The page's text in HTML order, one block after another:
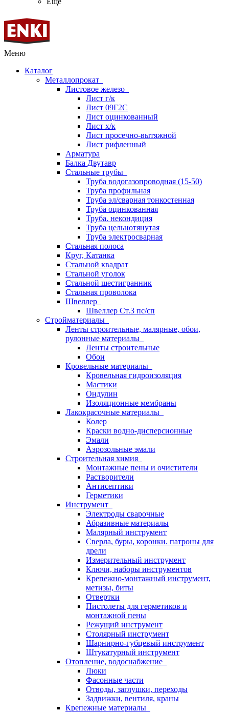
Меню
Каталог
Металлопрокат
Листовое железо
Лист г/к
Лист 09Г2С
Лист оцинкованный
Лист х/к
Лист просечно-вытяжной
Лист рифленный
Арматура
Балка Двутавр
Стальные трубы
Труба водогазопроводная (15-50)
Труба профильная
Труба эл/сварная тонкостенная
Труба оцинкованная
Труба. некондиция
Труба цельнотянутая
Труба электросварная
Стальная полоса
Круг, Катанка
Стальной квадрат
Стальной уголок
Стальной шестигранник
Стальная проволока
Швеллер
Швеллер Ст.3 пс/сп
Стройматериалы
Ленты строительные, малярные, обои,
рулонные материалы
Ленты строительные
Обои
Кровельные материалы
Кровельная гидроизоляция
Мастики
Ондулин
Изоляционные мембраны
Лакокрасочные материалы
Колер
Краски водно-дисперсионные
Эмали
Аэрозольные эмали
Строительная химия
Монтажные пены и очистители
Растворители
Антисептики
Герметики
Инструмент
Электроды сварочные
Абразивные материалы
Малярный инструмент
Сверла, буры, коронки. патроны для
дрели
Измерительный инструмент
Ключи, наборы инструментов
Крепежно-монтажный инструмент,
метизы, биты
Отвертки
Пистолеты для герметиков и
монтажной пены
Режущий инструмент
Столярный инструмент
Шарнирно-губцевый инструмент
Штукатурный инструмент
Отопление, водоснабжение
Люки
Фасонные части
Отводы, заглушки, переходы
Задвижки, вентиля, краны
Крепежные материалы